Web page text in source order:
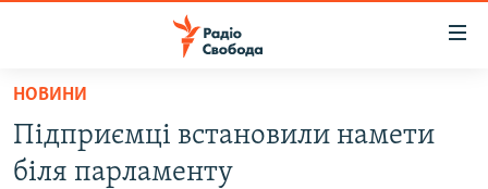
Перейти
основного
матеріалу
ВСЕ ЗА ДОБУ
НОВИНИ
Підприємці встановили намети
біля парламенту